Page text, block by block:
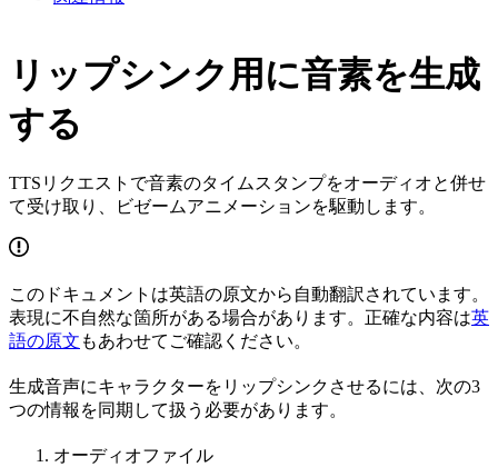
リップシンク用に音素を生成
する
TTSリクエストで音素のタイムスタンプをオーディオと併せ
て受け取り、ビゼームアニメーションを駆動します。
このドキュメントは英語の原文から自動翻訳されています。
表現に不自然な箇所がある場合があります。正確な内容は英
語の原文 もあわせてご確認ください。
生成音声にキャラクターをリップシンクさせるには、次の3
つの情報を同期して扱う必要があります。
オーディオファイル